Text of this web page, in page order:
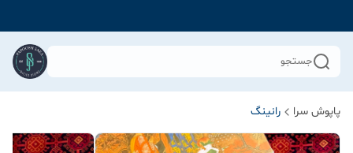
جستجو
پاپوش سرا رانینگ